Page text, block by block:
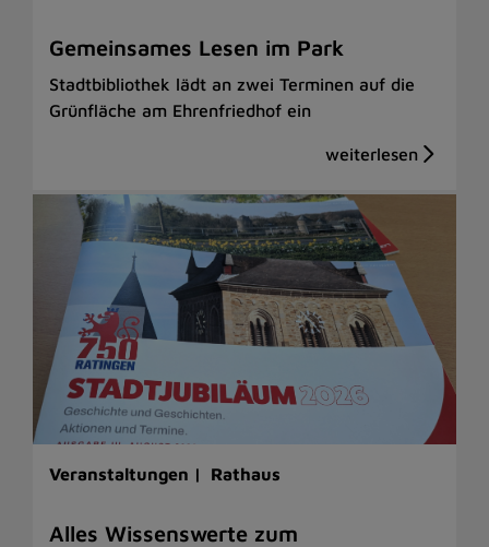
Gemeinsames Lesen im Park
Stadtbibliothek lädt an zwei Terminen auf die
Grünfläche am Ehrenfriedhof ein
Veranstaltungen | Rathaus
Alles Wissenswerte zum